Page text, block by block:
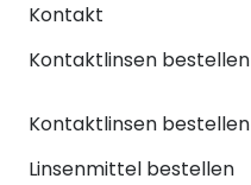
Kontakt
Kontaktlinsen bestellen
Kontaktlinsen bestellen
Linsenmittel bestellen